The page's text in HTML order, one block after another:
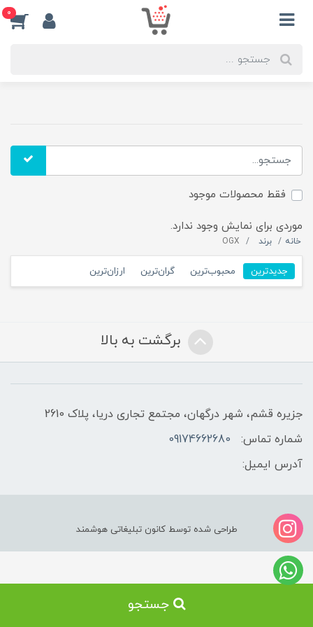
0
فقط محصولات موجود
موردی برای نمایش وجود ندارد.
خانه برند OGX
جدیدترین محبوب‌ترین گران‌ترین ارزان‌ترین
برگشت به بالا
جزیره قشم، شهر درگهان، مجتمع تجاری دریا، پلاک 2610
شماره تماس:
09174662680
آدرس ایمیل:
طراحی شده توسط کانون تبلیغاتی هوشمند